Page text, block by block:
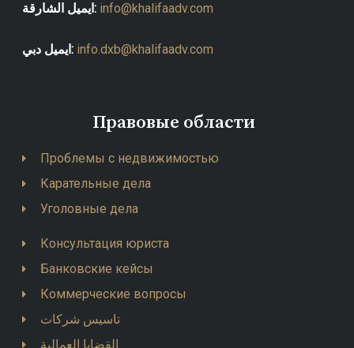
ايميل الشارقة: info@khalifaadv.com
ايميل دبي: info.dxb@khalifaadv.com
Правовые области
Проблемы с недвижимостью
Карательные дела
Уголовные дела
Консультация юриста
Банковские кейсы
Коммерческие вопросы
تاسيس شركات
القضايا العمالية